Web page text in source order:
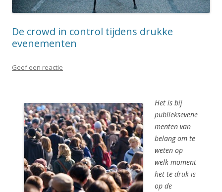
De crowd in control tijdens drukke
evenementen
Geef een reactie
Het is bij
publieksevene
menten van
belang om te
weten op
welk moment
het te druk is
op de